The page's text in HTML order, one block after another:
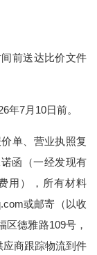
前送达比价文件
年7月10日前。
单、营业执照复
函（一经发现有
用），所有材料
或邮寄（以收
德雅路109号，
应商跟踪物流到件